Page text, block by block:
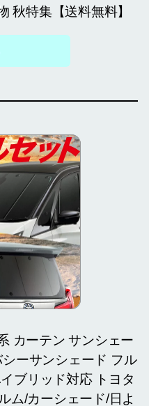
秋特集【送料無料】
カーテン サンシェー
シーサンシェード フル
ブリッド対応 トヨタ
ム/カーシェード/日よ